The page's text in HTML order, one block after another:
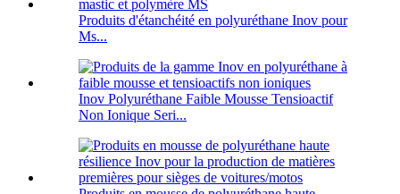
Produits d'étanchéité en polyuréthane Inov pour
Ms...
Inov Polyuréthane Faible Mousse Tensioactif
Non Ionique Seri...